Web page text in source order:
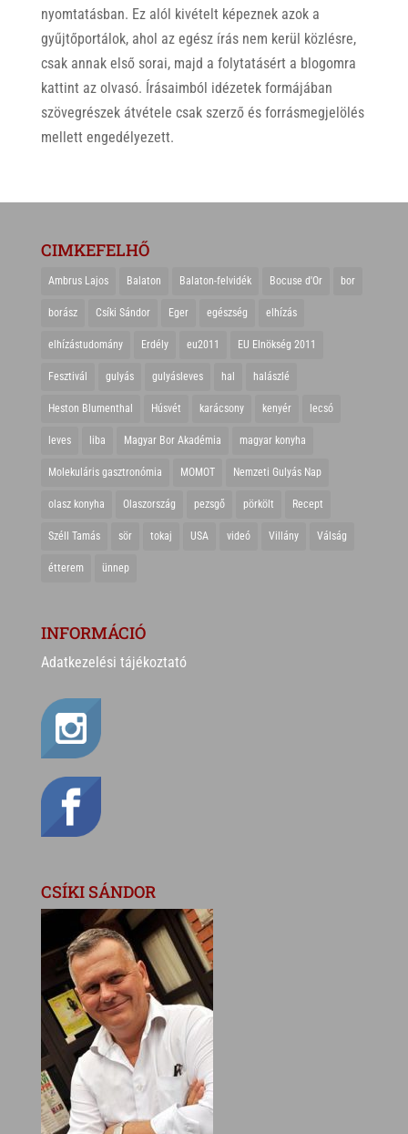
nyomtatásban. Ez alól kivételt képeznek azok a
gyűjtőportálok, ahol az egész írás nem kerül közlésre,
csak annak első sorai, majd a folytatásért a blogomra
kattint az olvasó. Írásaimból idézetek formájában
szövegrészek átvétele csak szerző és forrásmegjelölés
mellett engedélyezett.
CIMKEFELHŐ
Ambrus Lajos Balaton Balaton-felvidék Bocuse d'Or bor
borász Csíki Sándor Eger egészség elhízás
elhízástudomány Erdély eu2011 EU Elnökség 2011
Fesztivál gulyás gulyásleves hal halászlé
Heston Blumenthal Húsvét karácsony kenyér lecsó
leves liba Magyar Bor Akadémia magyar konyha
Molekuláris gasztronómia MOMOT Nemzeti Gulyás Nap
olasz konyha Olaszország pezsgő pörkölt Recept
Széll Tamás sör tokaj USA videó Villány Válság
étterem ünnep
INFORMÁCIÓ
Adatkezelési tájékoztató
CSÍKI SÁNDOR